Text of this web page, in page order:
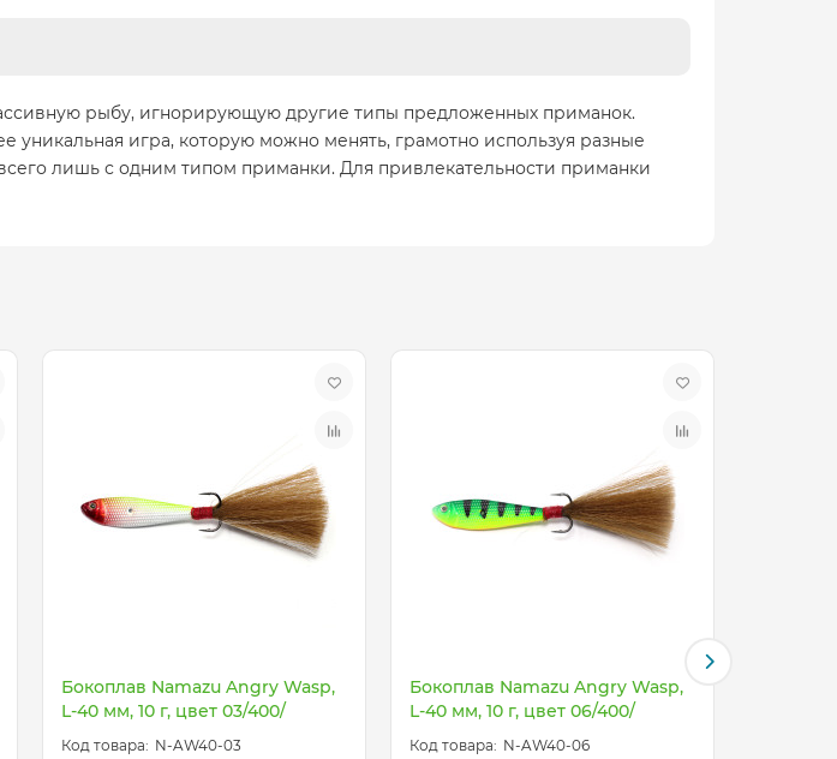
рыбу, игнорирующую другие типы предложенных приманок.
игра, которую можно менять, грамотно используя разные
лишь с одним типом приманки. Для привлекательности приманки
Бокоплав Namazu Angry Wasp,
L-40 мм, 10 г, цвет 03/400/
N-AW40-03
Бокоплав Namazu Angry Wasp,
L-40 мм, 10 г, цвет 06/400/
N-AW40-06